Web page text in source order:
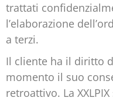
trattati
l’elaborazione
a terzi.
Il cliente ha il diritto
momento il suo
retroattivo. La